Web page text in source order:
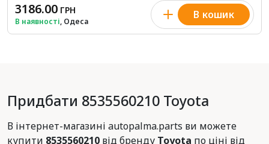
3186.00 ГРН
В наявності, Одеса
В кошик
Придбати 8535560210 Toyota
В інтернет-магазині autopalma.parts ви можете
купити 8535560210 від бренду Toyota по ціні від